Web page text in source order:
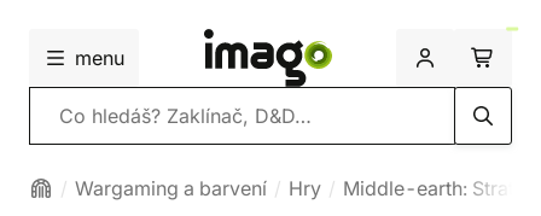
menu
Vyhledávání
Wargaming a barvení Hry Middle-earth: